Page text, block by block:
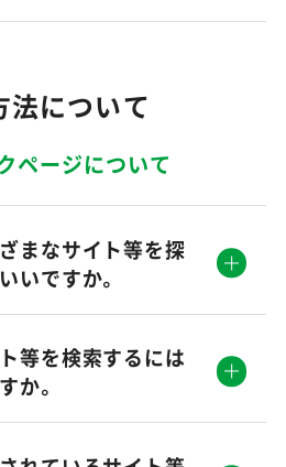
法について
ページについて
まなサイト等を探
いですか。
等を検索するには
か。